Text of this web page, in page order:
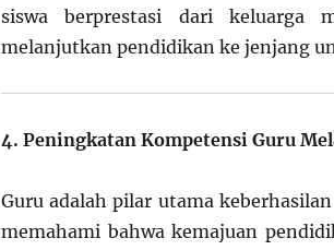
siswa berprestasi dari keluarga
melanjutkan pendidikan ke jenjang
4. Peningkatan Kompetensi Guru
Guru adalah pilar utama
memahami bahwa kemajuan